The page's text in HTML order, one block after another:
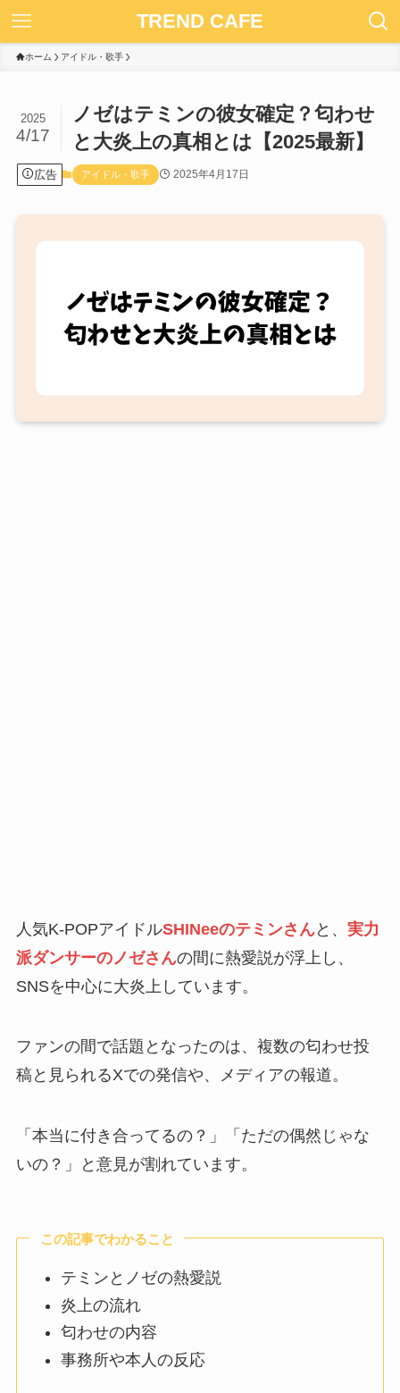
TREND CAFE
ホーム アイドル・歌手
ノゼはテミンの彼女確定？匂わせ
と大炎上の真相とは【2025最新】
2025
4/17
広告 アイドル・歌手 2025年4月17日
人気K-POPアイドルSHINeeのテミンさんと、 実力
派ダンサーのノゼさんの間に熱愛説が浮上し、
SNSを中心に大炎上しています。
ファンの間で話題となったのは、複数の匂わせ投
稿と見られるXでの発信や、メディアの報道。
「本当に付き合ってるの？」「ただの偶然じゃな
いの？」と意見が割れています。
この記事でわかること
テミンとノゼの熱愛説
炎上の流れ
匂わせの内容
事務所や本人の反応